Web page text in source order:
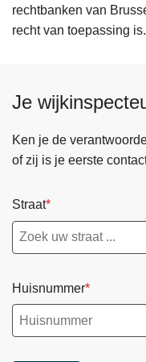
rechtbanken van
recht van toepassing is.
Je
Ken je de
of zij is je eerste
Straat
Huisnummer